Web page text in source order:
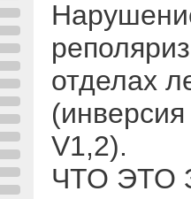
отделах
V1,2).
ЧТО ЭТО